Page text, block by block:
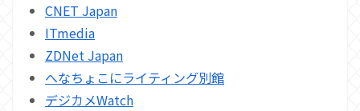
CNET Japan
ITmedia
ZDNet Japan
へなちょこにライティング別館
デジカメWatch